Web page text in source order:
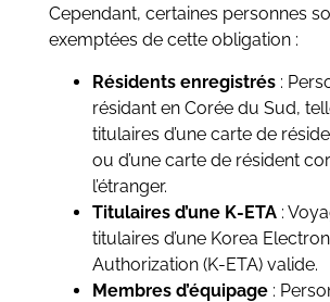
Cependant, certaines personnes
exemptées de cette obligation :
Résidents enregistrés:
résidant en Corée du Sud,
titulaires d’une carte de
ou d’une carte de résident
l’étranger.
Titulaires d’une K-ETA:
titulaires d’une Korea
Authorization (K-ETA) valide.
Membres d’équipage: